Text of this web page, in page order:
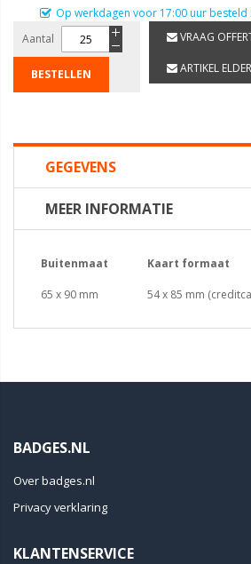
Op werkdagen voor 17:00 uur
Aantal
BESTELLEN
VRAAG
ARTIKEL
GEGEVENS
MEER INFORMATIE
Buitenmaat Kaart formaat
65 x 90 mm 54 x 85 mm
BADGES.NL
Over badges.nl
Privacy verklaring
KLANTENSERVICE